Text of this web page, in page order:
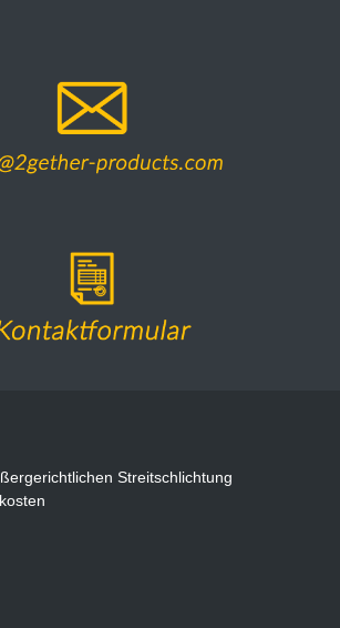
Streitschlichtung